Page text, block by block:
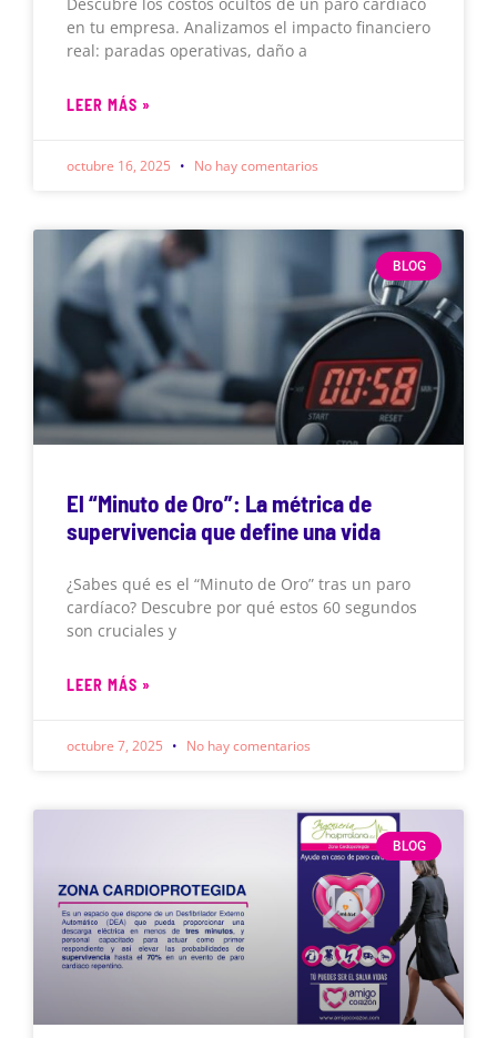
en tu empresa. Analizamos el impacto financiero
real: paradas operativas, daño a
LEER MÁS »
octubre 16, 2025 No hay comentarios
BLOG
El “Minuto de Oro”: La métrica de
supervivencia que define una vida
¿Sabes qué es el “Minuto de Oro” tras un paro
cardíaco? Descubre por qué estos 60 segundos
son cruciales y
LEER MÁS »
octubre 7, 2025 No hay comentarios
BLOG